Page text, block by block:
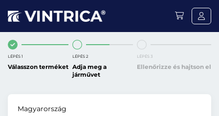
LÉPÉS 1
Válasszon terméket
LÉPÉS 2
Adja meg a
járművet
LÉPÉS 3
Ellenőrizze és hajtson el
Magyarország